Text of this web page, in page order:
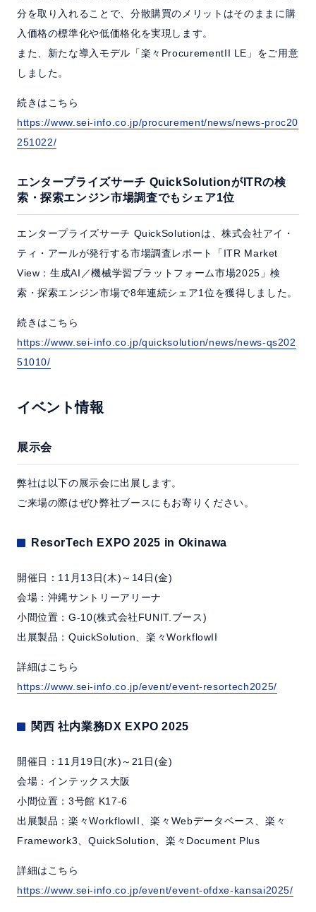
分を取り入れることで、分散購買のメリットはそのままに購
入価格の標準化や低価格化を実現します。
また、新たな導入モデル「楽々ProcurementII LE」をご用意
しました。
続きはこちら
https://www.sei-info.co.jp/procurement/news/news-proc20
251022/
エンタープライズサーチ QuickSolutionがITRの検
索・探索エンジン市場調査でもシェア1位
エンタープライズサーチ QuickSolutionは、株式会社アイ・
ティ・アールが発行する市場調査レポート「ITR Market
View：生成AI／機械学習プラットフォーム市場2025」検
索・探索エンジン市場で8年連続シェア1位を獲得しました。
続きはこちら
https://www.sei-info.co.jp/quicksolution/news/news-qs202
51010/
イベント情報
展示会
弊社は以下の展示会に出展します。
ご来場の際はぜひ弊社ブースにもお寄りください。
ResorTech EXPO 2025 in Okinawa
開催日：11月13日(木)～14日(金)
会場：沖縄サントリーアリーナ
小間位置：G-10(株式会社FUNIT.ブース)
出展製品：QuickSolution、楽々WorkflowII
詳細はこちら
https://www.sei-info.co.jp/event/event-resortech2025/
関西 社内業務DX EXPO 2025
開催日：11月19日(水)～21日(金)
会場：インテックス大阪
小間位置：3号館 K17-6
出展製品：楽々WorkflowII、楽々Webデータベース、楽々
Framework3、QuickSolution、楽々Document Plus
詳細はこちら
https://www.sei-info.co.jp/event/event-ofdxe-kansai2025/